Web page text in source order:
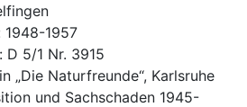
1948-1957
D 5/1 Nr. 3915
„Die Naturfreunde“, Karlsruhe
und Sachschaden 1945-